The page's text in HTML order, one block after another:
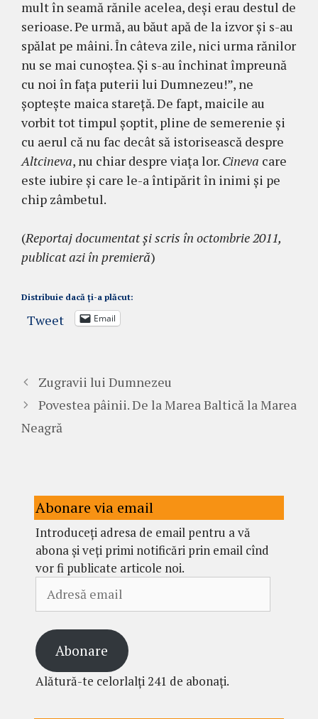
mult în seamă rănile acelea, deşi erau destul de
serioase. Pe urmă, au băut apă de la izvor şi s-au
spălat pe mâini. În câteva zile, nici urma rănilor
nu se mai cunoştea. Şi s-au închinat împreună
cu noi în faţa puterii lui Dumnezeu!”, ne
şopteşte maica stareţă. De fapt, maicile au
vorbit tot timpul şoptit, pline de semerenie şi
cu aerul că nu fac decât să istorisească despre
Altcineva, nu chiar despre viaţa lor. Cineva care
este iubire şi care le-a întipărit în inimi şi pe
chip zâmbetul.
(Reportaj documentat și scris în octombrie 2011,
publicat azi în premieră)
Distribuie dacă ți-a plăcut:
Tweet Email
Zugravii lui Dumnezeu
Povestea pâinii. De la Marea Baltică la Marea
Neagră
Abonare via email
Introduceți adresa de email pentru a vă
abona și veți primi notificări prin email cînd
vor fi publicate articole noi.
email
Abonare
Alătură-te celorlalți 241 de abonați.